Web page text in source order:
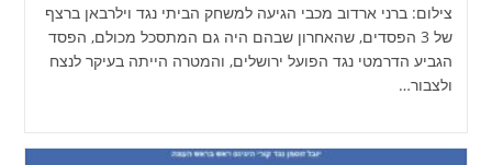
צילום: ברני ארדוב מכבי הגיעה למשחק הביתי נגד וילרבאן ברצף
של 3 הפסדים, שהאחרון שבהם היה גם המתסכל מכולם, הפסד
הגביע הדרמטי נגד הפועל ירושלים, והמטרה הייתה בעיקר לנצח
ולצבור…